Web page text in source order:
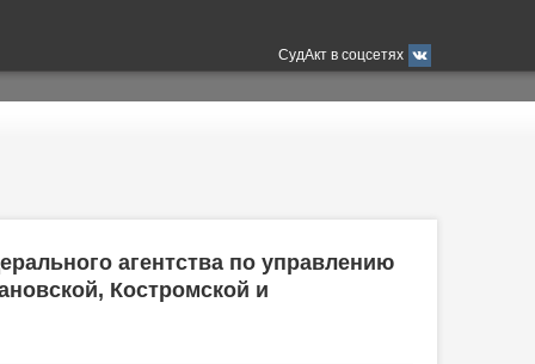
СудАкт в соцсетях
агентства по управлению
Костромской и